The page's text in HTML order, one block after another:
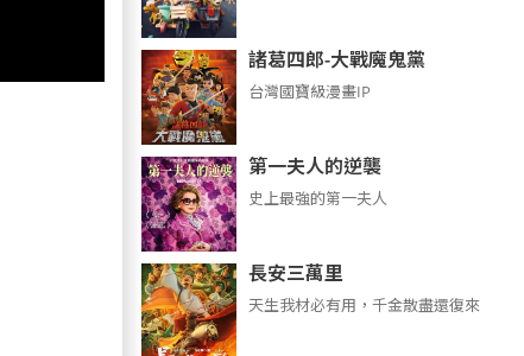
諸葛四郎-大戰魔鬼黨
台灣國寶級漫畫IP
第一夫人的逆襲
史上最強的第一夫人
長安三萬里
天生我材必有用，千金散盡還復來